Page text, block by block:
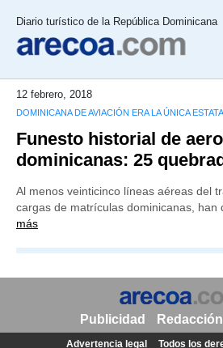
Diario turístico de la República Dominicana
12 febrero, 2018
DOMINICANA DE AVIACIÓN ERA LA ÚNICA
Funesto historial de
dominicanas: 25
Al menos veinticinco líneas aéreas del
cargas de matrículas dominicanas, han
más
Publicidad Redacción
Advertencia legal
Todos los